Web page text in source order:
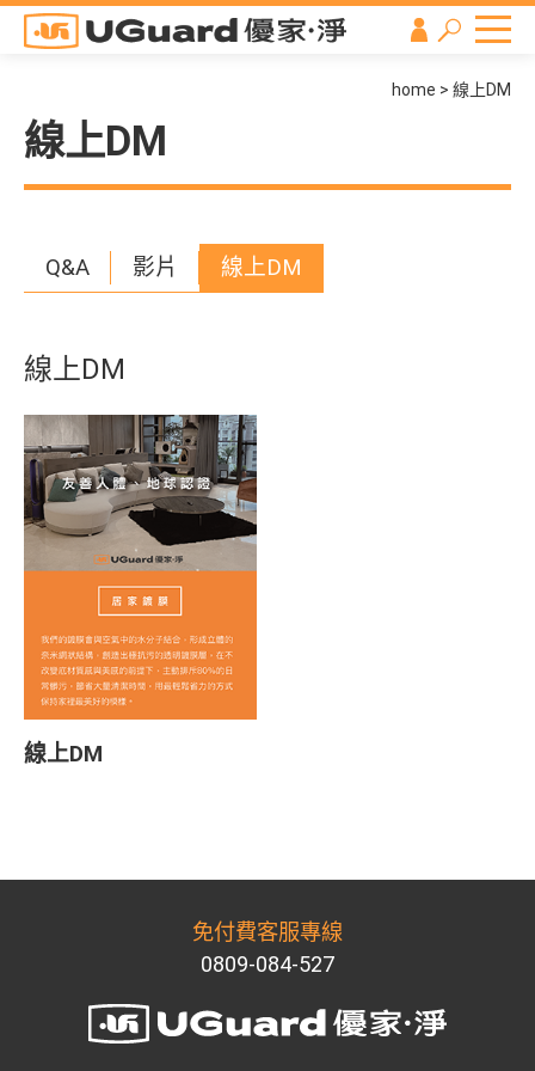
線上DM
home 線上DM
Q&A 影片 線上DM
線上DM
線上DM
免付費客服專線
0809-084-527